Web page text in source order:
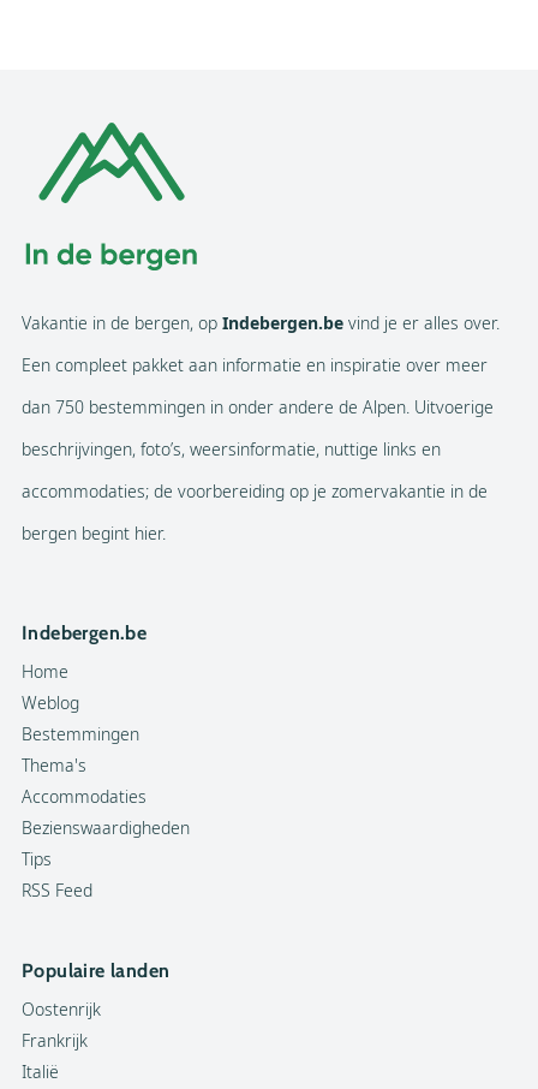
Vakantie in de bergen, op Indebergen.be vind je er alles over.
Een compleet pakket aan informatie en inspiratie over meer
dan 750 bestemmingen in onder andere de Alpen. Uitvoerige
beschrijvingen, foto’s, weersinformatie, nuttige links en
accommodaties; de voorbereiding op je zomervakantie in de
bergen begint hier.
Indebergen.be
Home
Weblog
Bestemmingen
Thema's
Accommodaties
Bezienswaardigheden
Tips
RSS Feed
Populaire landen
Oostenrijk
Frankrijk
Italië